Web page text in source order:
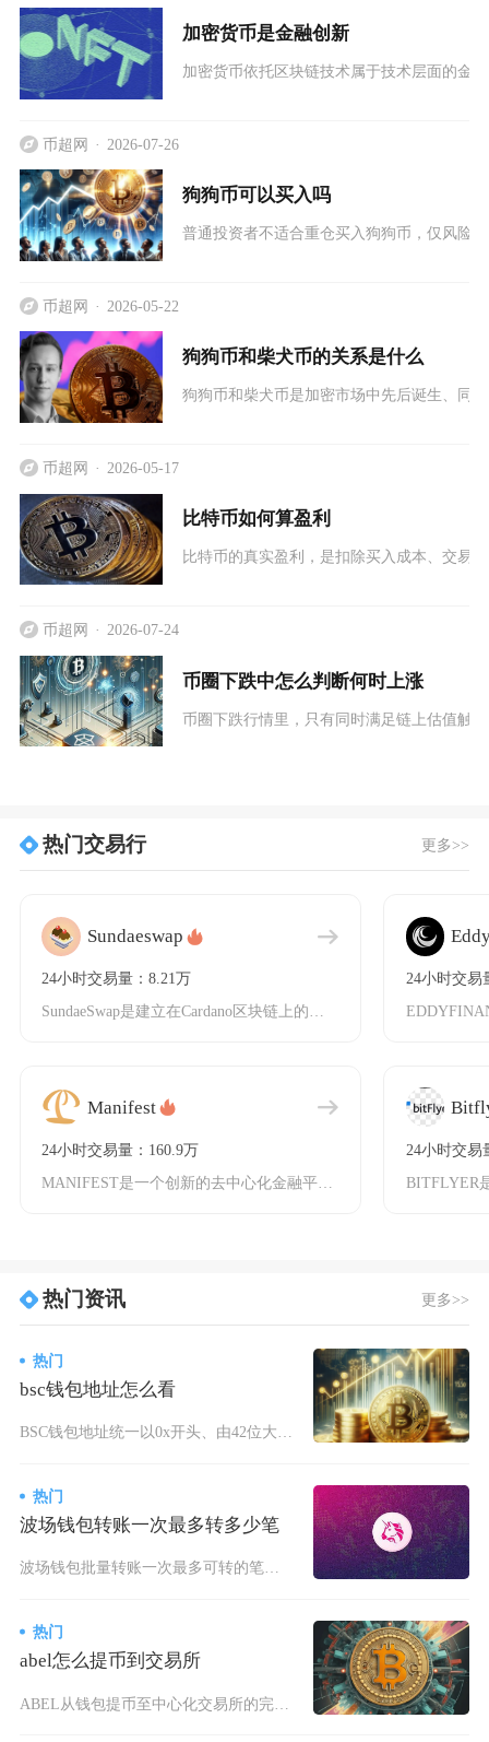
加密货币是金融创新
加密货币依托区块链技术属于技术层面的金
币超网 2026-07-26
狗狗币可以买入吗
普通投资者不适合重仓买入狗狗币，仅风险
币超网 2026-05-22
狗狗币和柴犬币的关系是什么
狗狗币和柴犬币是加密市场中先后诞生、同
币超网 2026-05-17
比特币如何算盈利
比特币的真实盈利，是扣除买入成本、交易
币超网 2026-07-24
币圈下跌中怎么判断何时上涨
币圈下跌行情里，只有同时满足链上估值触
热门交易行 更多>>
Sundaeswap
24小时交易量：8.21万
SundaeSwap是建立在Cardano区块链上的首个去中心化交易所（DEX），由Art
Manifest
24小时交易量：160.9万
24小时交易
24小时交易
热门资讯 更多>>
热门
bsc钱包地址怎么看
热门
波场钱包转账一次最多转多少笔
波场钱包批量转账一次最多可转的笔数并非全网统一固定值，主流钱包内置批量功能上限多为200至
热门
abel怎么提币到交易所
ABEL从钱包提币至中心化交易所的完整操作路径分为准备收款地址、确认网络匹配、钱包发起链上